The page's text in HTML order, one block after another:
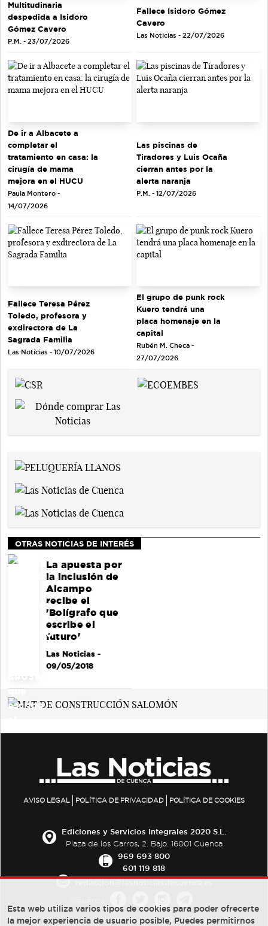
Multitudinaria
despedida a Isidoro
Gómez Cavero
P.M. - 23/07/2026
Fallece Isidoro Gómez
Cavero
Las Noticias - 22/07/2026
De ir a Albacete a
completar el
tratamiento en casa: la
cirugía de mama
mejora en el HUCU
Paula Montero -
14/07/2026
Las piscinas de
Tiradores y Luis Ocaña
cierran antes por la
alerta naranja
P.M. - 12/07/2026
Fallece Teresa Pérez
Toledo, profesora y
exdirectora de La
Sagrada Familia
Las Noticias - 10/07/2026
El grupo de punk rock
Kuero tendrá una
placa homenaje en la
capital
Rubén M. Checa -
27/07/2026
OTRAS NOTICIAS DE INTERÉS
La apuesta por
la inclusión de
Alcampo
recibe el
'Bolígrafo que
escribe el
futuro'
Las Noticias-
09/05/2018
AVISO LEGAL POLÍTICA DE PRIVACIDAD POLÍTICA DE COOKIES
Ediciones y Servicios Integrales 2020 S.L.
Plaza de los Carros, 2. Bajo. 16001 Cuenca
969 693 800
601 119 818
Esta web utiliza varios tipos de cookies para poder ofrecerte
la mejor experiencia de usuario posible, Puedes permitirnos